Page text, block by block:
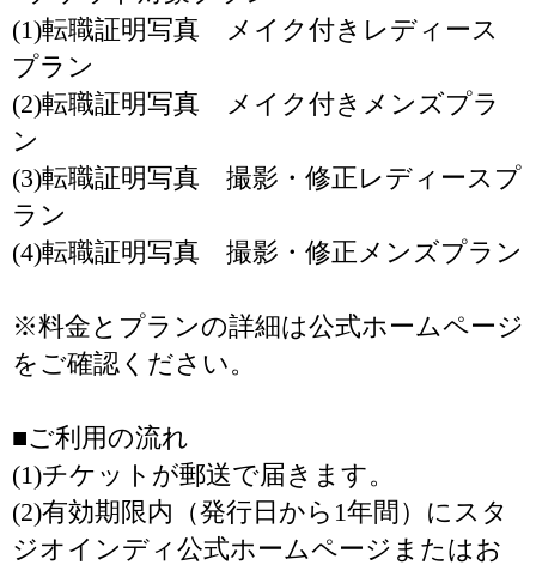
(1)転職証明写真 メイク付きレディース
プラン
(2)転職証明写真 メイク付きメンズプラ
ン
(3)転職証明写真 撮影・修正レディースプ
ラン
(4)転職証明写真 撮影・修正メンズプラン
※料金とプランの詳細は公式ホームページ
をご確認ください。
■ご利用の流れ
(1)チケットが郵送で届きます。
(2)有効期限内（発行日から1年間）にスタ
ジオインディ公式ホームページまたはお